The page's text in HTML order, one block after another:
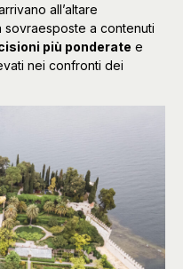
all’altare
sovraesposte a contenuti
più ponderate e
nei confronti dei